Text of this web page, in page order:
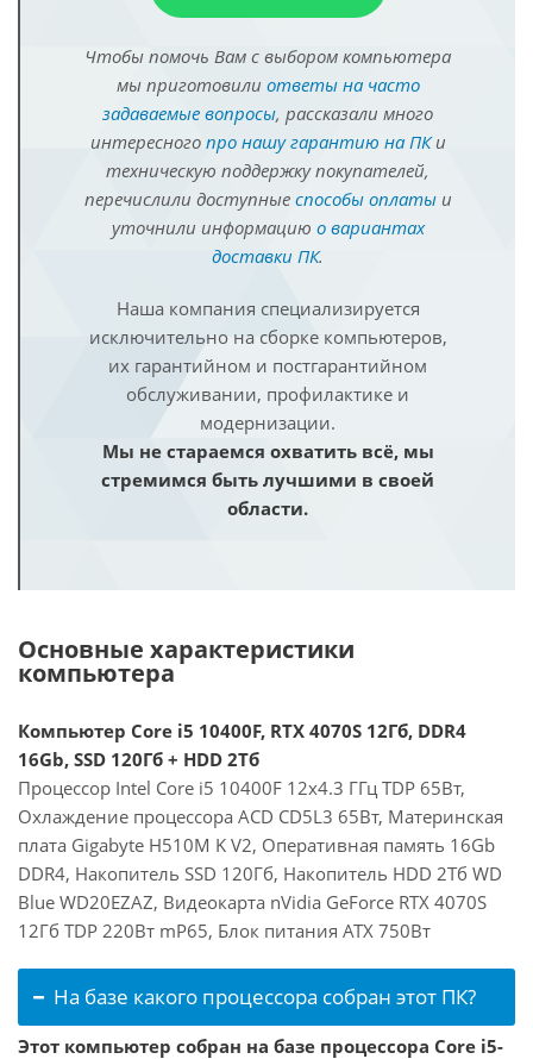
Чтобы помочь Вам с выбором компьютера
мы приготовили ответы на часто
задаваемые вопросы, рассказали много
интересного про нашу гарантию на ПКи
техническую поддержку покупателей,
перечислили доступные способы оплатыи
уточнили информацию о вариантах
доставки ПК.
Наша компания специализируется
исключительно на сборке компьютеров,
их гарантийном и постгарантийном
обслуживании, профилактике и
модернизации.
Мы не стараемся охватить всё, мы
стремимся быть лучшими в своей
области.
Основные характеристики
компьютера
Компьютер Core i5 10400F, RTX 4070S 12Гб, DDR4
16Gb, SSD 120Гб + HDD 2Тб
Процессор Intel Core i5 10400F 12x4.3 ГГц TDP 65Вт,
Охлаждение процессора ACD CD5L3 65Вт, Материнская
плата Gigabyte H510M K V2, Оперативная память 16Gb
DDR4, Накопитель SSD 120Гб, Накопитель HDD 2Тб WD
Blue WD20EZAZ, Видеокарта nVidia GeForce RTX 4070S
12Гб TDP 220Вт mP65, Блок питания ATX 750Вт
На базе какого процессора собран этот ПК?
Этот компьютер собран на базе процессора Core i5-